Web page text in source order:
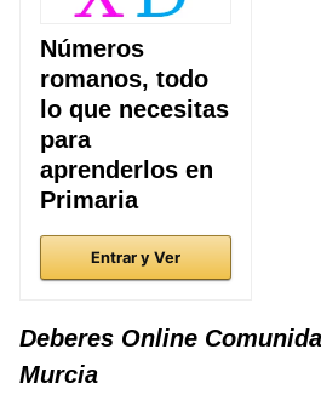
Números
romanos, todo
lo que necesitas
para
aprenderlos en
Primaria
Entrar y Ver
Deberes Online
Murcia